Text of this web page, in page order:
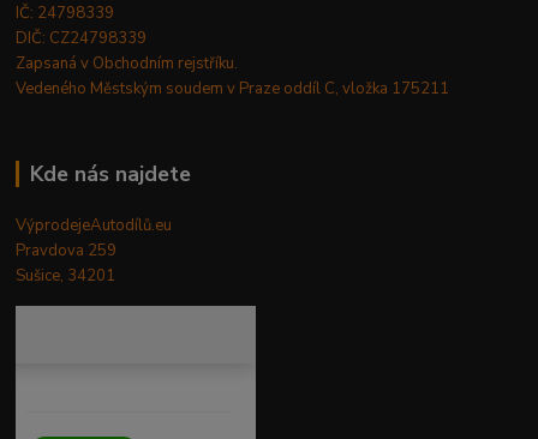
IČ: 24798339
DIČ: CZ24798339
Zapsaná v Obchodním rejstříku.
Vedeného Městským soudem v Praze oddíl C, vložka 175211
Kde nás najdete
VýprodejeAutodílů.eu
Pravdova 259
Sušice, 34201